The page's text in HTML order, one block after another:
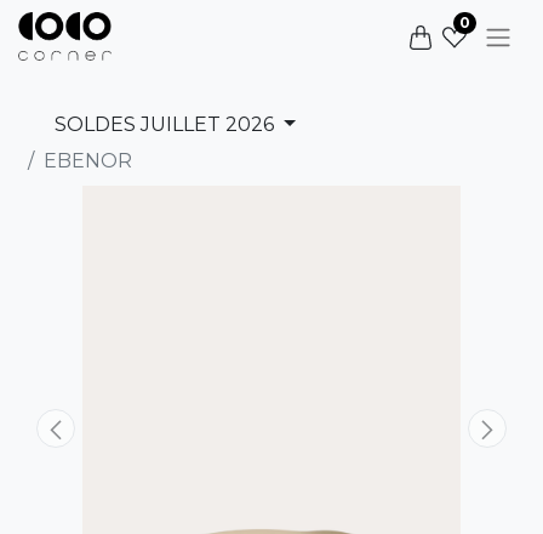
0
SOLDES JUILLET 2026
EBENOR